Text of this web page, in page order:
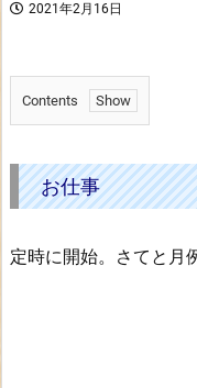
2021年2月16日
Contents
1.
仕
事
お仕事
定時に開始。さてと月